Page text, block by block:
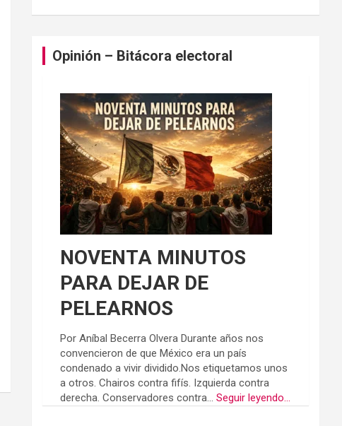
Opinión – Bitácora electoral
NOVENTA MINUTOS
PARA DEJAR DE
PELEARNOS
Por Aníbal Becerra Olvera Durante años nos
convencieron de que México era un país
condenado a vivir dividido.Nos etiquetamos unos
a otros. Chairos contra fifís. Izquierda contra
derecha. Conservadores contra...Seguir leyendo...